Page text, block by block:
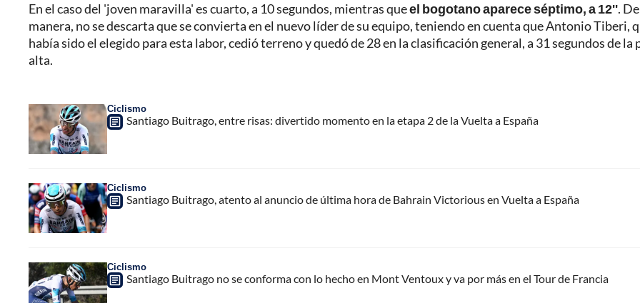
En el caso del 'joven maravilla' es cuarto, a 10 segundos, mientras queel bogotano aparece séptimo, a 12''.
manera, no se descarta que se convierta en el nuevo líder de su equipo, teniendo en cuenta que Antonio Tiberi,
había sido el elegido para esta labor, cedió terreno y quedó de 28 en la clasificación general, a 31 segundos de la
alta.
Ciclismo
Santiago Buitrago, entre risas: divertido momento en la etapa 2 de la Vuelta a España
Ciclismo
Santiago Buitrago, atento al anuncio de última hora de Bahrain Victorious en Vuelta a España
Ciclismo
Santiago Buitrago no se conforma con lo hecho en Mont Ventoux y va por más en el Tour de Francia